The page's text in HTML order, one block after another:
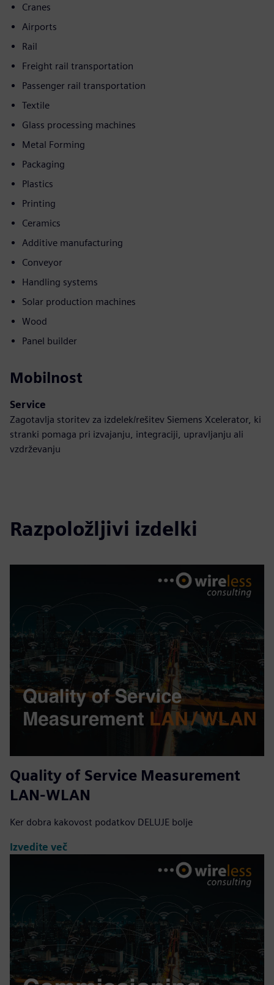
Cranes
Airports
Rail
Freight rail transportation
Passenger rail transportation
Textile
Glass processing machines
Metal Forming
Packaging
Plastics
Printing
Ceramics
Additive manufacturing
Conveyor
Handling systems
Solar production machines
Wood
Panel builder
Mobilnost
Service
Zagotavlja storitev za izdelek/rešitev Siemens Xcelerator, ki
stranki pomaga pri izvajanju, integraciji, upravljanju ali
vzdrževanju
Razpoložljivi izdelki
Quality of Service Measurement
LAN-WLAN
Ker dobra kakovost podatkov DELUJE bolje
Izvedite več